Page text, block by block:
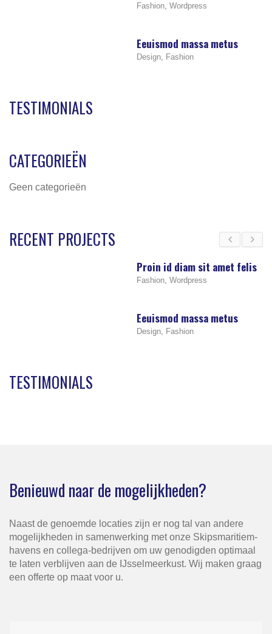
TESTIMONIALS
CATEGORIEËN
Geen categorieën
RECENT PROJECTS
Proin id diam sit amet felis
TESTIMONIALS
Benieuwd naar de mogelijkheden?
Naast de genoemde locaties zijn er nog tal van andere
mogelijkheden in samenwerking met onze Skipsmaritiem-
havens en collega-bedrijven om uw genodigden optimaal
te laten verblijven aan de IJsselmeerkust. Wij maken graag
een offerte op maat voor u.